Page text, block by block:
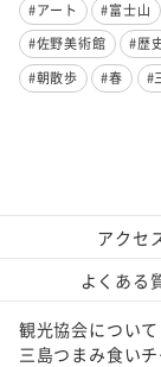
#アート
#富士山
#佐野美術館
#歴
#朝散歩
#春 #
アクセ
よくある
観光協会について
三島つまみ食い